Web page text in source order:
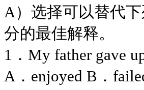
A）选择可以替代
分的最佳解释。
1．My father gave
A．enjoyed B．